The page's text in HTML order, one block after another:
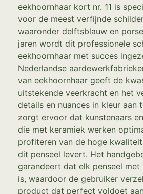
eekhoornhaar kort nr. 11 is
voor de meest verfijnde
waaronder delftsblauw en
jaren wordt dit professionele
eekhoornhaar met succes
Nederlandse
van eekhoornhaar geeft de
uitstekende veerkracht en het
details en nuances in kleur aan
zorgt ervoor dat kunstenaars
die met keramiek werken
profiteren van de hoge
dit penseel levert. Het
garandeert dat elk penseel
is, waardoor de gebruiker
product dat perfect voldoet